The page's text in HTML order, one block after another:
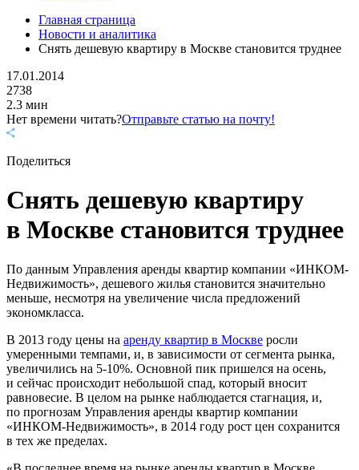
Главная страница
Новости и аналитика
Снять дешевую квартиру в Москве становится труднее
17.01.2014
2738
2.3 мин
Нет времени читать?Отправьте статью на почту!
Поделиться
Снять дешевую квартиру
в Москве становится труднее
По данным Управления аренды квартир компании «ИНКОМ-
Недвижимость», дешевого жилья становится значительно
меньше, несмотря на увеличение числа предложений
экономкласса.
В 2013 году цены на аренду квартир в Москве росли
умеренными темпами, и, в зависимости от сегмента рынка,
увеличились на 5-10%. Основной пик пришелся на осень,
и сейчас происходит небольшой спад, который вносит
равновесие. В целом на рынке наблюдается стагнация, и,
по прогнозам Управления аренды квартир компании
«ИНКОМ-Недвижимость», в 2014 году рост цен сохранится
в тех же пределах.